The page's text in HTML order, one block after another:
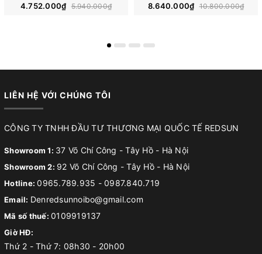
4.752.000₫ 5.940.000₫
8.640.000₫ 10.800.000₫
LIÊN HỆ VỚI CHÚNG TÔI
CÔNG TY TNHH ĐẦU TƯ THƯƠNG MẠI QUỐC TẾ REDSUN
Showroom 1: 37 Võ Chí Công - Tây Hồ - Hà Nội
Showroom 2: 92 Võ Chí Công - Tây Hồ - Hà Nội
Hotline:0965.789.935 - 0987.840.719
Email: Denredsunnoibo@gmail.com
Mã số thuế: 0109919137
Giờ HĐ:
Thứ 2 - Thứ 7: 08h30 - 20h00